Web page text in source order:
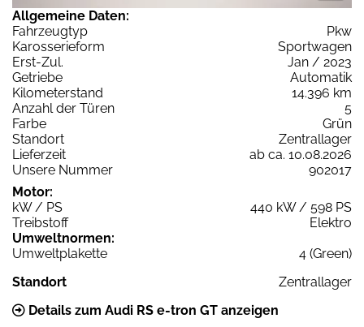
Allgemeine Daten:
Fahrzeugtyp
Pkw
Karosserieform
Sportwagen
Erst-Zul.
Jan / 2023
Getriebe
Automatik
Kilometerstand
14.396 km
Anzahl der Türen
5
Farbe
Grün
Standort
Zentrallager
Lieferzeit
ab ca. 10.08.2026
Unsere Nummer
902017
Motor:
kW / PS
440 kW / 598 PS
Treibstoff
Elektro
Umweltnormen:
Umweltplakette
4 (Green)
Standort
Zentrallager
Details zum Audi RS e-tron GT anzeigen